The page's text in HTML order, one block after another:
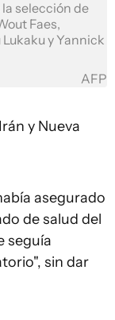
selección de
Faes,
y Yannick
AFP
y Nueva
asegurado
de salud del
seguía
sin dar